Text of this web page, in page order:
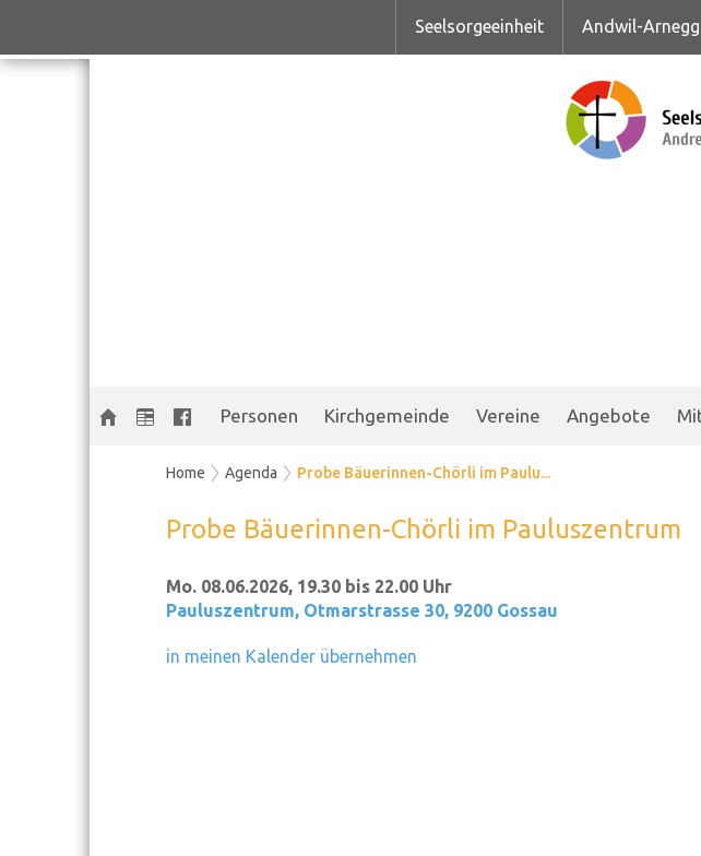
Seelsorgeeinheit Andwil-Arnegg
Personen Kirchgemeinde Vereine Angebote
Home Agenda Probe Bäuerinnen-Chörli im Paulu...
Probe Bäuerinnen-Chörli im Pauluszentrum
Mo. 08.06.2026, 19.30 bis 22.00 Uhr
Pauluszentrum, Otmarstrasse 30, 9200 Gossau
in meinen Kalender übernehmen